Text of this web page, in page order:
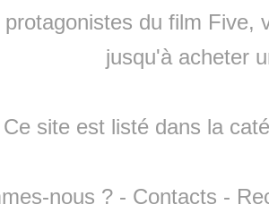
du film Five,
jusqu'à acheter
Ce site est listé dans la
nous ? - Contacts -